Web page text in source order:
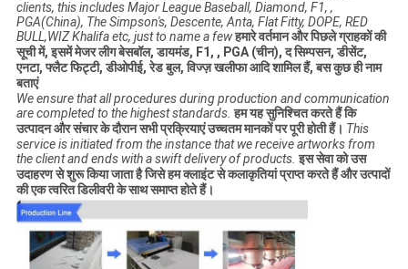
clients, this includes Major League Baseball, Diamond, F1, ,
PGA(China), The Simpson's, Descente, Anta, Flat Fitty, DOPE, RED
BULL,WIZ Khalifa etc, just to name a fewहमारे वर्तमान और पिछले ग्राहकों की
सूची में, इसमें मेजर लीग बेसबॉल, डायमंड, F1, , PGA (चीन), द सिम्पसन, डीसेंट,
एनटा, फ्लैट फिट्टी, डीओपीई, रेड बुल, विज्ज़ खलीफा आदि शामिल हैं, बस कुछ ही नाम
बताएं
We ensure that all procedures during production and communication
are completed to the highest standards. हम यह सुनिश्चित करते हैं कि
उत्पादन और संचार के दौरान सभी प्रक्रियाएं उच्चतम मानकों पर पूरी होती हैं। This
service is initiated from the instance that we receive artworks from
the client and ends with a swift delivery of products. इस सेवा को उस
उदाहरण से शुरू किया जाता है जिसे हम क्लाइंट से कलाकृतियां प्राप्त करते हैं और उत्पादों
की एक त्वरित डिलीवरी के साथ समाप्त होते हैं।